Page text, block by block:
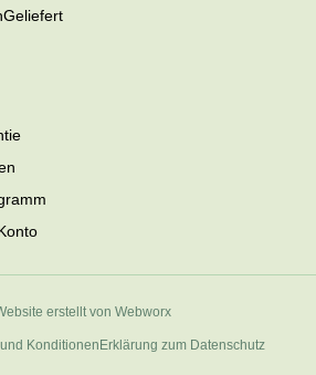
erstellt von Webworx
Konditionen Erklärung zum Datenschutz